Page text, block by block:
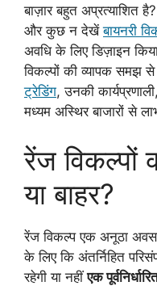
बाज़ार बहुत अप्रत्याशित
और कुछ न देखेंबायनरी
अवधि के लिए डिज़ाइन
विकल्पों की व्यापक समझ
ट्रेडिंग, उनकी
मध्यम अस्थिर बाजारों से
रेंज विकल्पों
या बाहर?
रेंज विकल्प एक अनूठा
के लिए कि अंतर्निहित
रहेगी या नहींएक